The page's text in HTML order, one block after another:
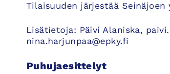
Tilaisuuden järjestää
Lisätietoja: Päivi Alaniska,
nina.harjunpaa@epky.fi
Puhujaesittelyt